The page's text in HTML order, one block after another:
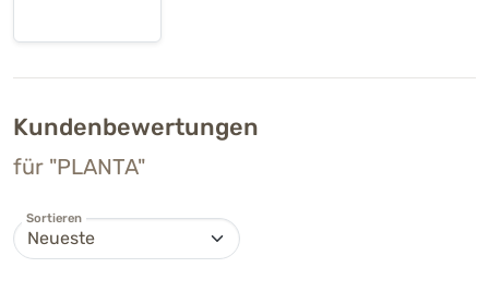
Kundenbewertungen
für "PLANTA"
Sortieren